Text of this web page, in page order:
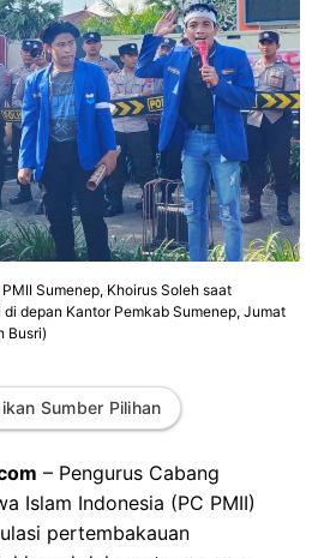
Sumenep, Khoirus Soleh saat
depan Kantor Pemkab Sumenep, Jumat
Busri)
Sumber Pilihan
– Pengurus Cabang
Islam Indonesia (PC PMII)
pertembakauan